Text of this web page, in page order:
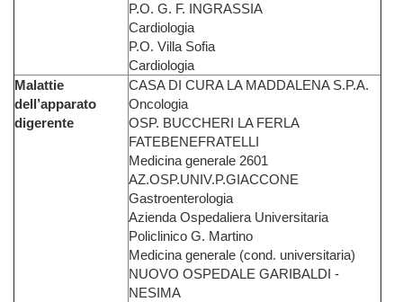
P.O. G. F. INGRASSIA
Cardiologia
P.O. Villa Sofia
Cardiologia
Malattie
dell’apparato
digerente
CASA DI CURA LA MADDALENA S.P.A.
Oncologia
OSP. BUCCHERI LA FERLA
FATEBENEFRATELLI
Medicina generale 2601
AZ.OSP.UNIV.P.GIACCONE
Gastroenterologia
Azienda Ospedaliera Universitaria
Policlinico G. Martino
Medicina generale (cond. universitaria)
NUOVO OSPEDALE GARIBALDI -
NESIMA